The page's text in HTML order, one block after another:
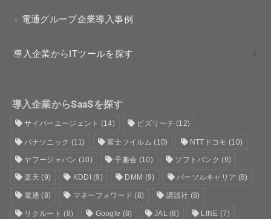
電通グループ企業導入事例
導入企業からITツールを探す
導入企業からSaaSを探す
サイバーエージェント (14) ビズリーチ (12)
パナソニック (11) 富士フイルム (10) NTTドコモ (10)
ヤフージャパン (10) 千趣会 (10) ソフトバンク (9)
楽天 (9) KDDI (9) DMM (9) パーソルキャリア (8)
電通 (8) マネーフォワード (8) 講談社 (8)
リクルート (8) Google (8) JAL(8) LINE (7)